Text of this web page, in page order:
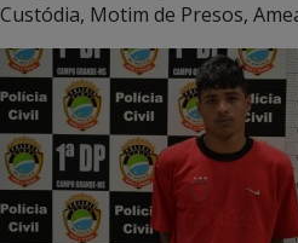
Custódia, Motim de Presos,